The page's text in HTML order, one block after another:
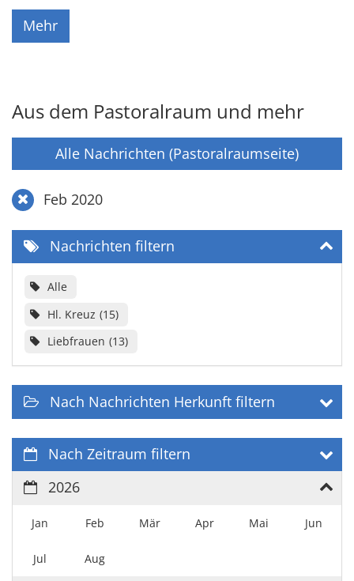
Mehr
Aus dem Pastoralraum und mehr
Alle Nachrichten (Pastoralraumseite)
Feb 2020
Nachrichten filtern
Alle
Hl. Kreuz 15
Liebfrauen 13
Nach Nachrichten Herkunft filtern
Nach Zeitraum filtern
2026
Jan Feb Mär Apr Mai Jun
Jul Aug